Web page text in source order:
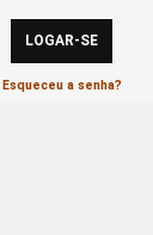
Esqueceu a senha?